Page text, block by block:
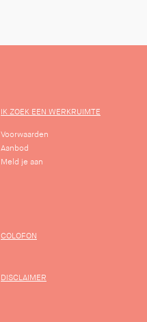
IK ZOEK EEN WERKRUIMTE
Voorwaarden
Aanbod
Meld je aan
COLOFON
DISCLAIMER